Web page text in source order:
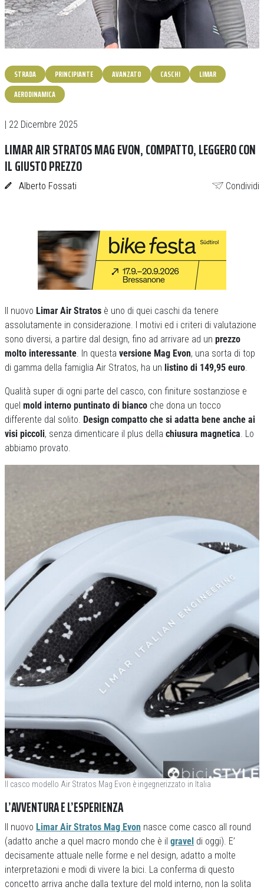
STRADA PRINCIPIANTE AVANZATO CASCHI
LIMAR
AERODINAMICA
| 22 Dicembre 2025
LIMAR AIR STRATOS MAG EVON, COMPATTO, LEGGERO CON
IL GIUSTO PREZZO
Alberto Fossati Condividi
Il nuovo Limar Air Stratos è uno di quei caschi da tenere
assolutamente in considerazione. I motivi ed i criteri di valutazione
sono diversi, a partire dal design, fino ad arrivare ad un prezzo
molto interessante. In questa versione Mag Evon, una sorta di top
di gamma della famiglia Air Stratos, ha un listino di 149,95 euro.
Qualità super di ogni parte del casco, con finiture sostanziose e
quel mold interno puntinato di bianco che dona un tocco
differente dal solito. Design compatto che si adatta bene anche ai
visi piccoli, senza dimenticare il plus della chiusura magnetica. Lo
abbiamo provato.
Il casco modello Air Stratos Mag Evon è ingegnerizzato in Italia
L’AVVENTURA E L’ESPERIENZA
Il nuovo Limar Air Stratos Mag Evon nasce come casco all round
(adatto anche a quel macro mondo che è il gravel di oggi). E’
decisamente attuale nelle forme e nel design, adatto a molte
interpretazioni e modi di vivere la bici. La conferma di questo
concetto arriva anche dalla texture del mold interno, non la solita